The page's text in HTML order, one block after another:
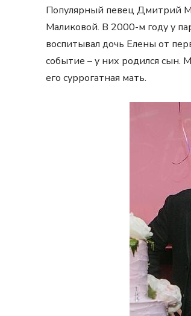
Популярный певец Дмитрий
Маликовой. В 2000-м году у
воспитывал дочь Елены от
событие – у них родился сын.
его суррогатная мать.